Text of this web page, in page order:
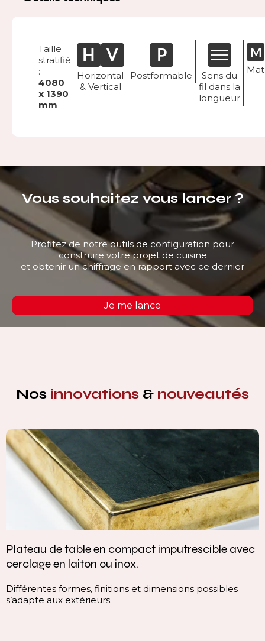
Taille
stratifié
:
4080
x 1390
mm
Horizontal
& Vertical
Postformable
Sens du
fil dans la
longueur
Mat
Vous souhaitez vous lancer ?
Profitez de notre outils de configuration pour
construire votre projet de cuisine
et obtenir un chiffrage en rapport avec ce dernier
Je me lance
Nos innovations & nouveautés
Plateau de table en compact imputrescible avec
cerclage en laiton ou inox.
Différentes formes, finitions et dimensions possibles
s’adapte aux extérieurs.